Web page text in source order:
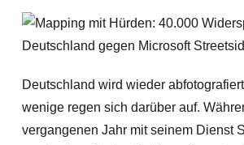
Deutschland wird wieder
wenige regen sich darüber auf.
vergangenen Jahr mit seinem Dienst